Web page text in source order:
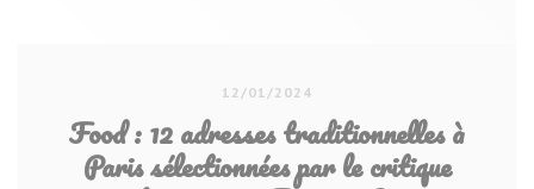
12/01/2024
Food : 12 adresses traditionnelles à
Paris sélectionnées par le critique